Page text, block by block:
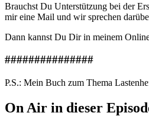
Brauchst Du Unterstützung bei der
mir eine Mail und wir sprechen
Dann kannst Du Dir in meinem
###############
P.S.: Mein Buch zum Thema
On Air in dieser